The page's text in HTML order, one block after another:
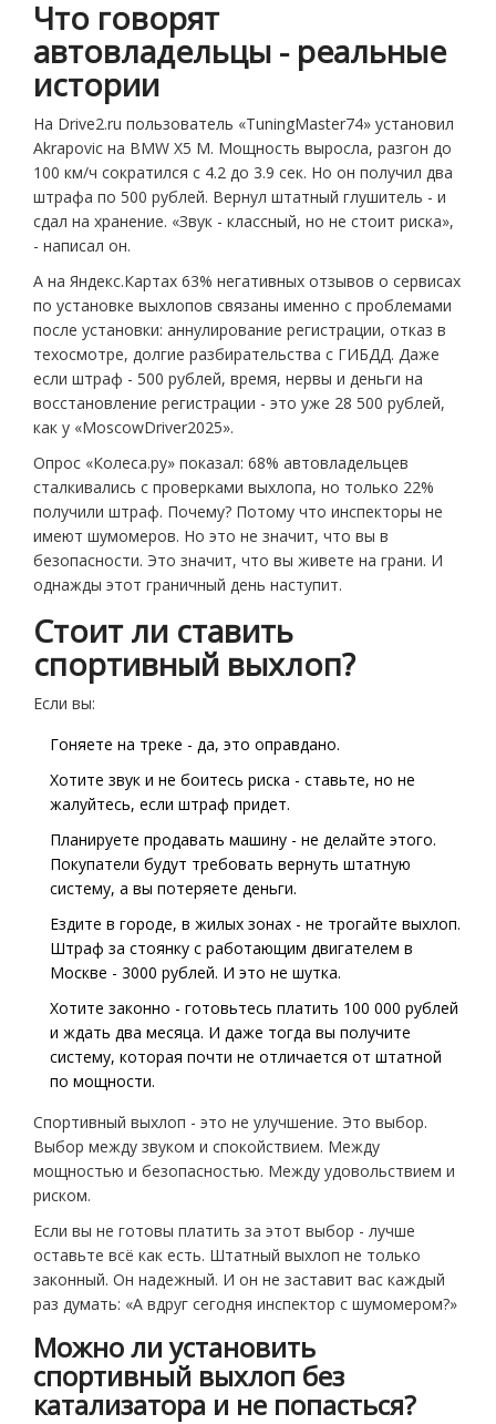
Что говорят
автовладельцы - реальные
истории
На Drive2.ru пользователь «TuningMaster74» установил
Akrapovic на BMW X5 M. Мощность выросла, разгон до
100 км/ч сократился с 4.2 до 3.9 сек. Но он получил два
штрафа по 500 рублей. Вернул штатный глушитель - и
сдал на хранение. «Звук - классный, но не стоит риска»,
- написал он.
А на Яндекс.Картах 63% негативных отзывов о сервисах
по установке выхлопов связаны именно с проблемами
после установки: аннулирование регистрации, отказ в
техосмотре, долгие разбирательства с ГИБДД. Даже
если штраф - 500 рублей, время, нервы и деньги на
восстановление регистрации - это уже 28 500 рублей,
как у «MoscowDriver2025».
Опрос «Колеса.ру» показал: 68% автовладельцев
сталкивались с проверками выхлопа, но только 22%
получили штраф. Почему? Потому что инспекторы не
имеют шумомеров. Но это не значит, что вы в
безопасности. Это значит, что вы живете на грани. И
однажды этот граничный день наступит.
Стоит ли ставить
спортивный выхлоп?
Если вы:
Гоняете на треке - да, это оправдано.
Хотите звук и не боитесь риска - ставьте, но не
жалуйтесь, если штраф придет.
Планируете продавать машину - не делайте этого.
Покупатели будут требовать вернуть штатную
систему, а вы потеряете деньги.
Ездите в городе, в жилых зонах - не трогайте выхлоп.
Штраф за стоянку с работающим двигателем в
Москве - 3000 рублей. И это не шутка.
Хотите законно - готовьтесь платить 100 000 рублей
и ждать два месяца. И даже тогда вы получите
систему, которая почти не отличается от штатной
по мощности.
Спортивный выхлоп - это не улучшение. Это выбор.
Выбор между звуком и спокойствием. Между
мощностью и безопасностью. Между удовольствием и
риском.
Если вы не готовы платить за этот выбор - лучше
оставьте всё как есть. Штатный выхлоп не только
законный. Он надежный. И он не заставит вас каждый
раз думать: «А вдруг сегодня инспектор с шумомером?»
Можно ли установить
спортивный выхлоп без
катализатора и не попасться?